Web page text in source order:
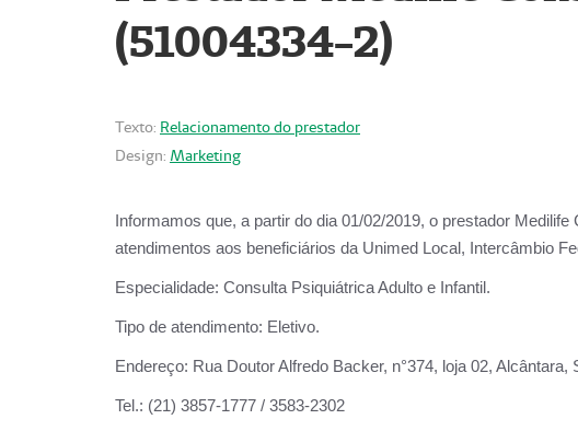
(51004334-2)
Texto: Relacionamento do prestador
Design: Marketing
Informamos que, a partir do dia 01/02/2019, o prestador Medilife
atendimentos aos beneficiários da Unimed Local, Intercâmbio
Especialidade: Consulta Psiquiátrica Adulto e Infantil.
Tipo de atendimento: Eletivo.
Endereço: Rua Doutor Alfredo Backer, n°374, loja 02, Alcântara,
Tel.: (21) 3857-1777 / 3583-2302